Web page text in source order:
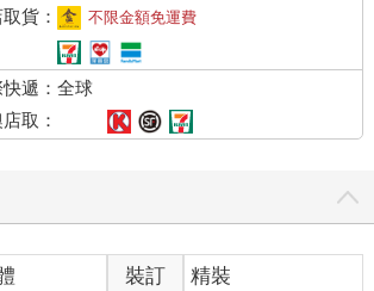
完全沒有經驗，但因為還沒找到工作，抱著
想到朋友在片場擔任攝影助理，讓我感到安
至少還能向他請教。
身，對電影製作都是新手。雖然團隊成員多
資深人員在現場幫忙解惑。對我來說，最大
攝角度。我起初拍攝了很多周邊景象，演員
少。導演認為照片缺乏戲劇張力，這是我第
貨：
不限金額免運費
快遞：全球
取：
裝訂
精裝